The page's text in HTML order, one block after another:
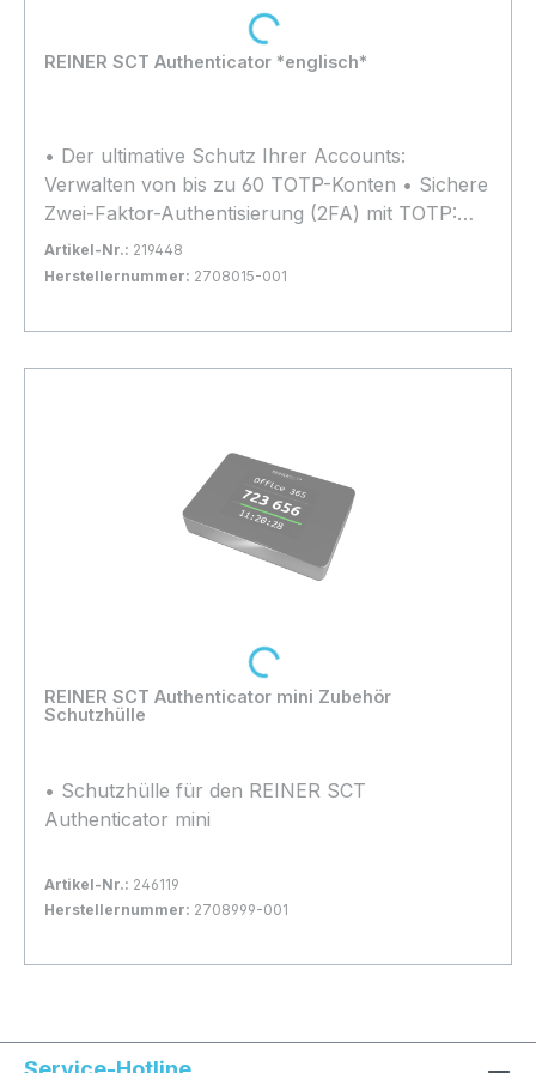
gewährleistet. • Der cyberJack® RFID komfort
USB-C unterstützt die AusweisApp2, Open
eCard und eIDAS. • Die hochwertige Tastatur
REINER SCT Authenticator *englisch*
• Der ultimative Schutz Ihrer Accounts:
Verwalten von bis zu 60 TOTP-Konten • Sichere
Zwei-Faktor-Authentisierung (2FA) mit TOTP:
Wirkungsvoller Schutz vor Identitäts-Diebstahl •
Für Smartphone, Tablet, Notebook oder
Plattformen sofort nutzbar • Sicherheit aus
Artikel-Nr.: 219448
Herstellernummer: 2708015-001
In den Warenkorb
REINER SCT Authenticator mini Zubehör
Schutzhülle
• Schutzhülle für den REINER SCT
Authenticator mini
Artikel-Nr.: 246119
Herstellernummer: 2708999-001
In den Warenkorb
Loading...